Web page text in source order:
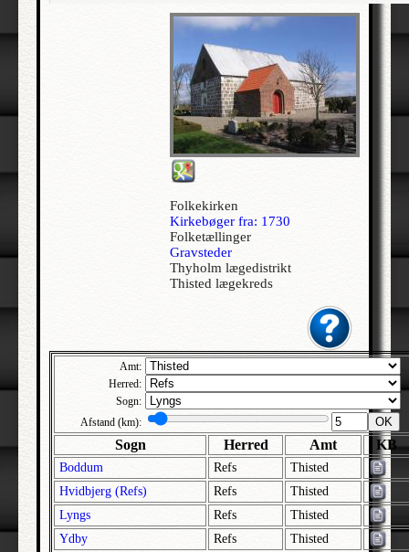
Albæk | Støvring | Randers
Alderslyst | Gjern | Skanderborg
Aldersro | Sokkelund | København
Allehelgen | Sokkelund | København
Aller | Sønder Tyrstrup | Haderslev
Allerød - Jesu Kristi Kirke af Sidste Dages Hellige | Lynge-Frederiksborg |
Alleshave | Skippinge | Holbæk
Allindemagle | Ringsted | Sorø
Alling | Gjern | Skanderborg
Allinge-Sandvig | Bornholm Nørre | Bornholm
Almind | Brusk | Vejle
Almind | Lysgård | Viborg
Alrø | Hads | Århus
Als | Hindsted | Ålborg
Alslev | Fakse | Præstø
Folkekirken
Kirkebøger fra: 1730
Folketællinger
Gravsteder
Thyholm lægedistrikt
Thisted lægekreds
Amt:
Herred:
Sogn:
Afstand (km):
OK
Sogn Herred Amt KB
Boddum Refs
Thisted
Hvidbjerg (Refs)
Refs
Thisted
Lyngs
Refs
Thisted
Ydby
Refs Thisted